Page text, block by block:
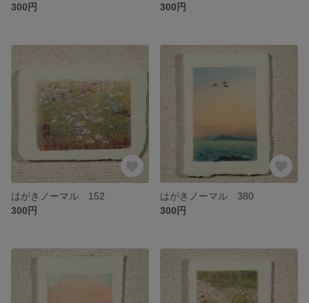
300円
300円
はがきノーマル 152
300円
はがきノーマル 380
300円